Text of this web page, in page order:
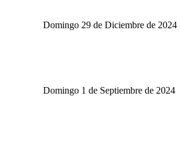
Domingo 29 de Diciembre de 2024
Domingo 1 de Septiembre de 2024